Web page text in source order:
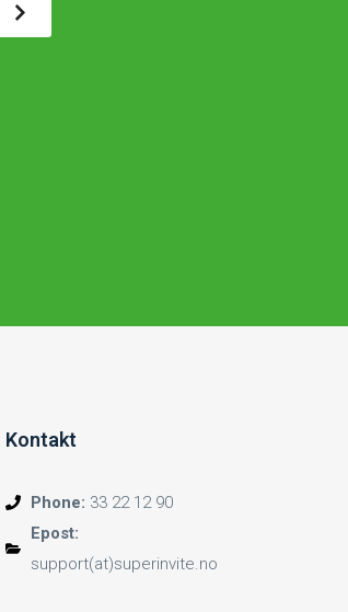
Kontakt
Phone: 33 22 12 90
Epost:
support(at)superinvite.no